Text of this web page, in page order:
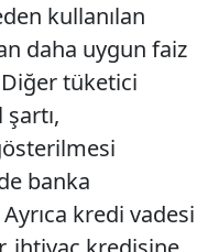
kullanılan
daha uygun faiz
tüketici
banka
kredi vadesi